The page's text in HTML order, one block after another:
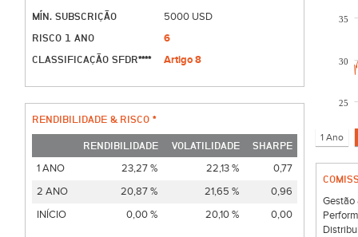
MÍN. SUBSCRIÇÃO
5000 USD
RISCO 1 ANO
6
CLASSIFICAÇÃO SFDR****
Artigo 8
RENDIBILIDADE & RISCO *
RENDIBILIDADE VOLATILIDADE
SHARPE
1 ANO
23,27 % 22,13 %
0,77
2 ANO
20,87 % 21,65 %
0,96
INÍCIO
0,00 % 20,10 % 0,00
25
30
35
Gestão